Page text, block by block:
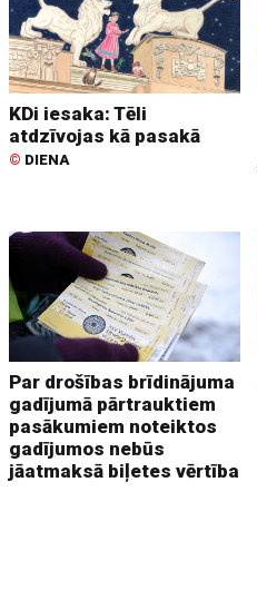
KDi iesaka: Tēli
atdzīvojas kā pasakā
© DIENA
Par drošības brīdinājuma
gadījumā pārtrauktiem
pasākumiem noteiktos
gadījumos nebūs
jāatmaksā biļetes vērtība